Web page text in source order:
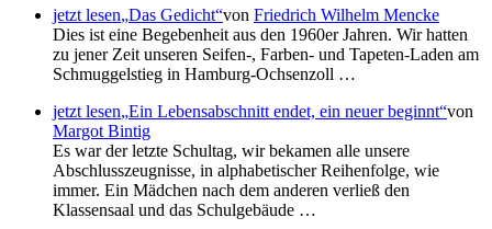
jetzt lesen Das Gedicht von Friedrich Wilhelm Mencke
Dies ist eine Begebenheit aus den 1960er Jahren. Wir hatten
zu jener Zeit unseren Seifen-, Farben- und Tapeten-Laden am
Schmuggelstieg in Hamburg-Ochsenzoll …
jetzt lesen Ein Lebensabschnitt endet, ein neuer beginnt von
Margot Bintig
Es war der letzte Schultag, wir bekamen alle unsere
Abschlusszeugnisse, in alphabetischer Reihenfolge, wie
immer. Ein Mädchen nach dem anderen verließ den
Klassensaal und das Schulgebäude …